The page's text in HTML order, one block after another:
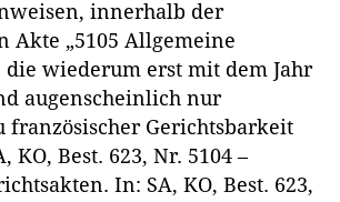
innerhalb der
Akte „5105 Allgemeine
die wiederum erst mit dem Jahr
augenscheinlich nur
französischer Gerichtsbarkeit
KO, Best. 623, Nr. 5104 –
In: SA, KO, Best. 623,